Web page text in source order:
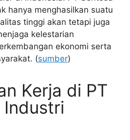
hanya menghasilkan suatu
tinggi akan tetapi juga
kelestarian
ekonomi serta
(sumber)
Kerja di PT
Industri